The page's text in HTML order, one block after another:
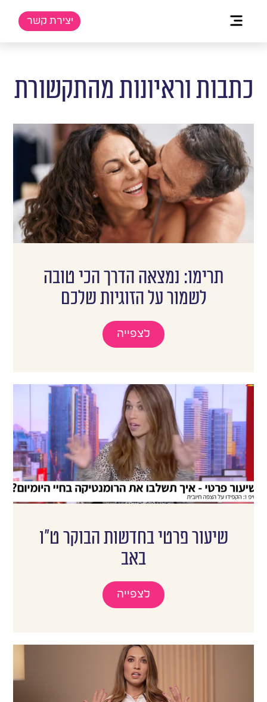
יצירת קשר
כתבות וראיונות מהתקשורת
תרימו: נמצאה הדרך הכי טובה
לשמור על הזוגיות שלכם
לצפייה
שיעור פרטי בחדשות הבוקר ט״ו
באב
לצפייה